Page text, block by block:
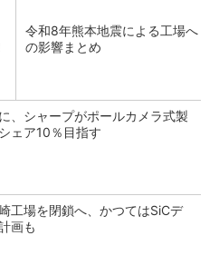
令和8年熊本地震による工場へ
の影響まとめ
、シャープがポールカメラ式製
ェア10％目指す
工場を閉鎖へ、かつてはSiCデ
画も